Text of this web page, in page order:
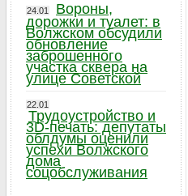
24.01
Вороны,
дорожки и туалет: в
Волжском обсудили
обновление
заброшенного
участка сквера на
улице Советской
22.01
Трудоустройство и
3D-печать: депутаты
облдумы оценили
успехи Волжского
дома
соцобслуживания